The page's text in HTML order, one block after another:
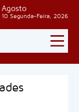
Agosto
10 Segunda-Feira, 2026